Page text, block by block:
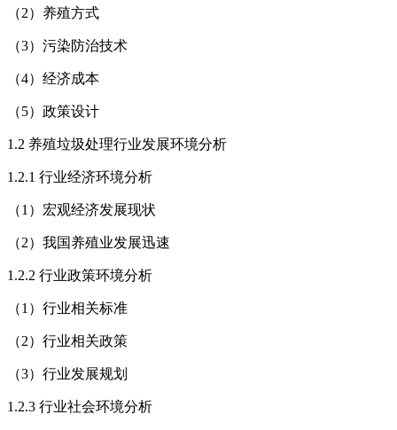
（2）养殖方式
（3）污染防治技术
（4）经济成本
（5）政策设计
1.2 养殖垃圾处理行业发展环境分析
1.2.1 行业经济环境分析
（1）宏观经济发展现状
（2）我国养殖业发展迅速
1.2.2 行业政策环境分析
（1）行业相关标准
（2）行业相关政策
（3）行业发展规划
1.2.3 行业社会环境分析